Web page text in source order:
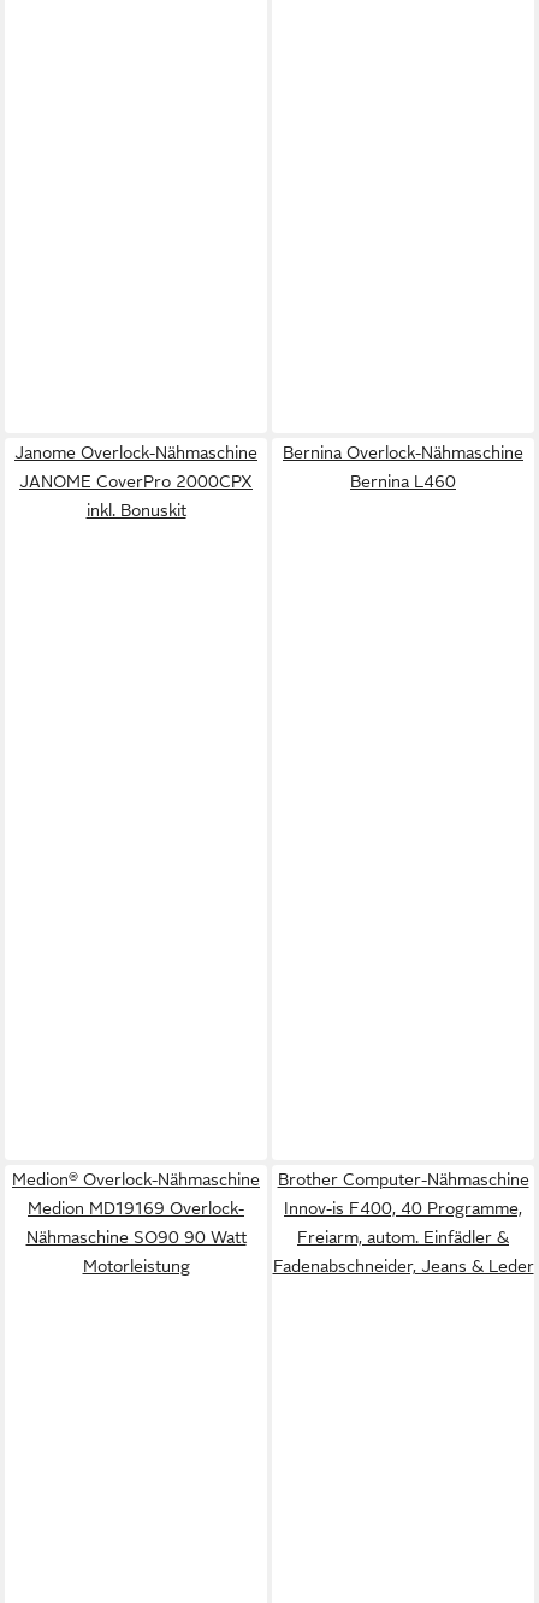
Janome Overlock-Nähmaschine
JANOME CoverPro 2000CPX
inkl. Bonuskit
Bernina Overlock-Nähmaschine
Bernina L460
Medion® Overlock-Nähmaschine
Medion MD19169 Overlock-
Nähmaschine SO90 90 Watt
Motorleistung
Brother Computer-Nähmaschine
Innov-is F400, 40 Programme,
Freiarm, autom. Einfädler &
Fadenabschneider, Jeans & Leder